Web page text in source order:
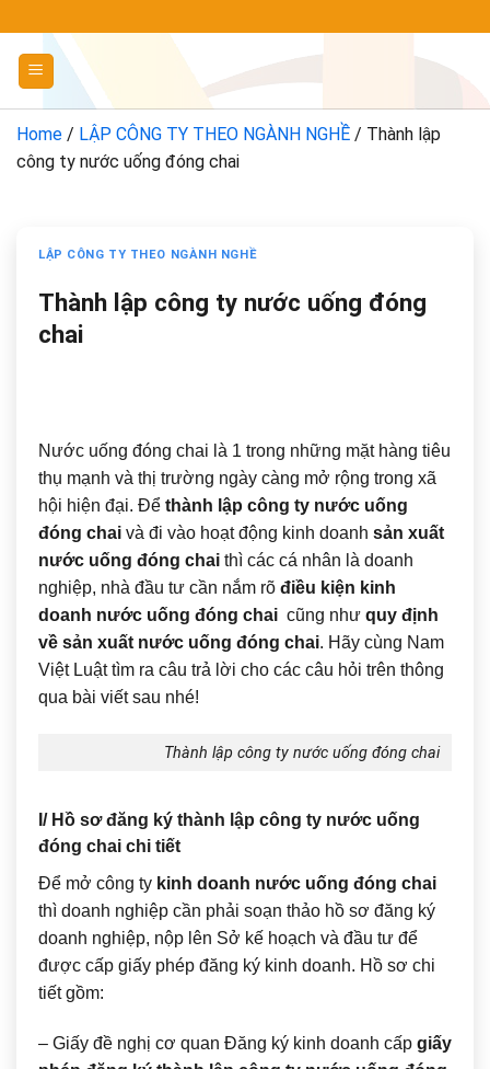
đến
dung
Home / LẬP CÔNG TY THEO NGÀNH NGHỀ / Thành lập
công ty nước uống đóng chai
LẬP CÔNG TY THEO NGÀNH NGHỀ
Thành lập công ty nước uống đóng
chai
Nước uống đóng chai là 1 trong những mặt hàng tiêu
thụ mạnh và thị trường ngày càng mở rộng trong xã
hội hiện đại. Để thành lập công ty nước uống
đóng chai và đi vào hoạt động kinh doanh sản xuất
nước uống đóng chai thì các cá nhân là doanh
nghiệp, nhà đầu tư cần nắm rõ điều kiện kinh
doanh nước uống đóng chai cũng như quy định
về sản xuất nước uống đóng chai. Hãy cùng Nam
Việt Luật tìm ra câu trả lời cho các câu hỏi trên thông
qua bài viết sau nhé!
Thành lập công ty nước uống đóng chai
I/ Hồ sơ đăng ký thành lập công ty nước uống
đóng chai chi tiết
Để mở công ty kinh doanh nước uống đóng chai
thì doanh nghiệp cần phải soạn thảo hồ sơ đăng ký
doanh nghiệp, nộp lên Sở kế hoạch và đầu tư để
được cấp giấy phép đăng ký kinh doanh. Hồ sơ chi
tiết gồm:
– Giấy đề nghị cơ quan Đăng ký kinh doanh cấp giấy